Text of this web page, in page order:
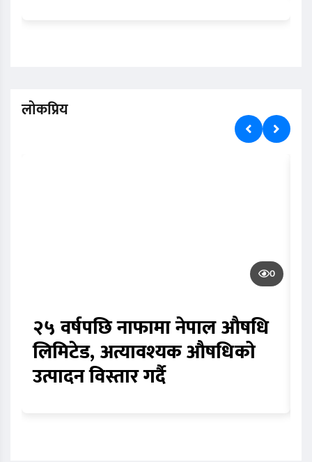
लोकप्रिय
0
२५ वर्षपछि नाफामा नेपाल औषधि
लिमिटेड, अत्यावश्यक औषधिको
उत्पादन विस्तार गर्दै